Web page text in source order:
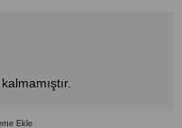
Ekle